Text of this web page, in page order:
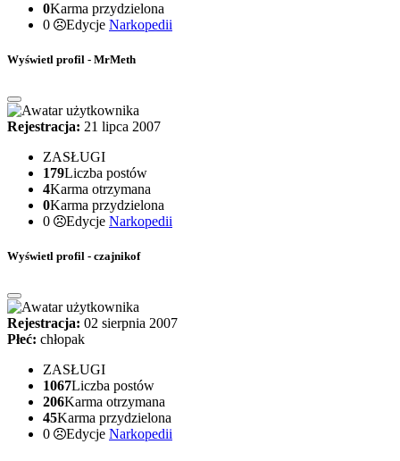
0Karma przydzielona
0
Edycje Narkopedii
Wyświetl profil - MrMeth
Rejestracja: 21 lipca 2007
ZASŁUGI
179Liczba postów
4Karma otrzymana
0Karma przydzielona
0
Edycje Narkopedii
Wyświetl profil - czajnikof
Rejestracja: 02 sierpnia 2007
Płeć: chłopak
ZASŁUGI
1067Liczba postów
206Karma otrzymana
45Karma przydzielona
0
Edycje Narkopedii